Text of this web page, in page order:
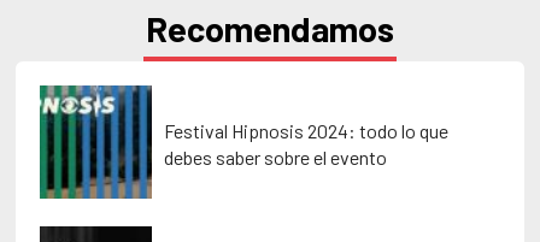
Recomendamos
Festival Hipnosis 2024: todo lo que
debes saber sobre el evento